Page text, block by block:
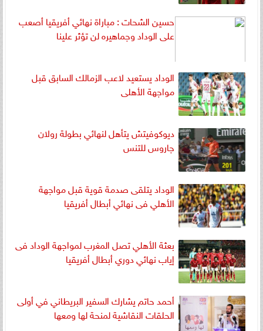
حسين الشحات : مباراة نهائي أفريقيا أصعب
على الوداد وجماهيره لن تؤثر علينا
الوداد يستعيد لاعب الزمالك السابق قبل
مواجهة الأهلى
ديوكوفيتش يتأهل لنهائي بطولة رولان
جاروس للتنس
الوداد يتلقى صدمة قوية قبل مواجهة
الأهلي فى نهائي أبطال أفريقيا
بعثة الأهلي تصل المغرب لمواجهة الوداد فى
إياب نهائي دوري أبطال أفريقيا
أحمد حاتم يشارك السفير البريطاني في أولى
الحلقات النقاشية لمنحة لها ومعها